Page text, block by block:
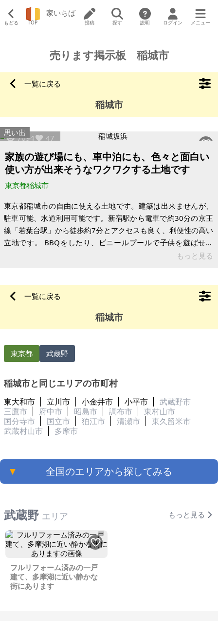
もどる TOP
家いちば
投稿 探す 説明 ログイン メニュー
売ります掲示板 稲城市
一覧に戻る
稲城市
7694 47
思い出
家族の遊び場にも、車中泊にも、色々と面白い
使い方が出来そうなワクワクする土地です
東京都稲城市
東京都稲城市の自由に使える土地です。建築は出来ませんが、
駐車可能、水道利用可能です。新宿駅から電車で約30分の京王
線「若葉台駅」から徒歩約7分とアクセスも良く、利便性の高い
立地です。 BBQをしたり、ビニールプールで子供を遊ばせた
り、車を駐車して車中泊や仕事場として利用していました。ま
しても面白い使い方ができるワクワクする物件です。仕事が忙
しく最近はなかなか遊びに行く時間が取れず売却することにし
分）、ユニディ（ホームセンター徒
もっと見る
一覧に戻る
稲城市
東京都 武蔵野
稲城市と同じエリアの市町村
東大和市 立川市 小金井市 小平市
武蔵野市
三鷹市
府中市 昭島市 調布市
東村山市
国分寺市
国立市 狛江市 清瀬市
東久留米市
武蔵村山市
多摩市
▼ 全国のエリアから探してみる
武蔵野 エリア もっと見る
フルリフォーム済みの一戸
建て、多摩湖に近い静かな
街にあります